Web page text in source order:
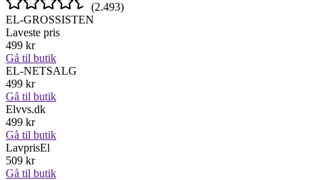
(2.493)
EL-GROSSISTEN
Laveste pris
499 kr
Gå til butik
EL-NETSALG
499 kr
Gå til butik
Elvvs.dk
499 kr
Gå til butik
LavprisEl
509 kr
Gå til butik